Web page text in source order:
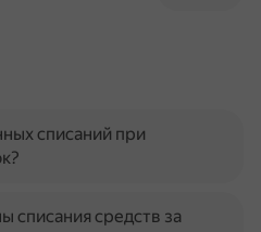
списаний при
списания средств за